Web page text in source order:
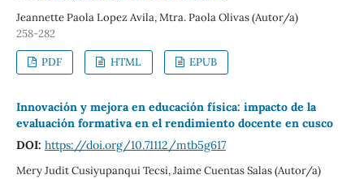
Jeannette Paola Lopez Avila, Mtra. Paola Olivas (Autor/a)
258-282
PDF HTML EPUB
Innovación y mejora en educación física: impacto de la
evaluación formativa en el rendimiento docente en cusco
DOI: https://doi.org/10.71112/mtb5g617
Mery Judit Cusiyupanqui Tecsi, Jaime Cuentas Salas (Autor/a)